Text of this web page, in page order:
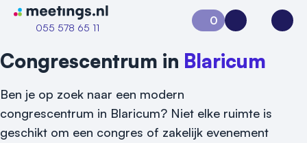
Naar home van Meetings
055 578 65 11
0
Aanvraag 0Inloggen
Congrescentrum in Blaricum
Ben je op zoek naar een modern
congrescentrum in Blaricum? Niet elke ruimte is
geschikt om een congres of zakelijk evenement